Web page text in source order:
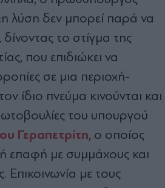
λύση δεν μπορεί παρά να
δίνοντας το στίγμα της
που επιδιώκει να
σε μια περιοχή-
ίδιο πνεύμα κινούνται και
του υπουργού
Γεραπετρίτη, ο οποίος
επαφή με συμμάχους και
Επικοινωνία με τους